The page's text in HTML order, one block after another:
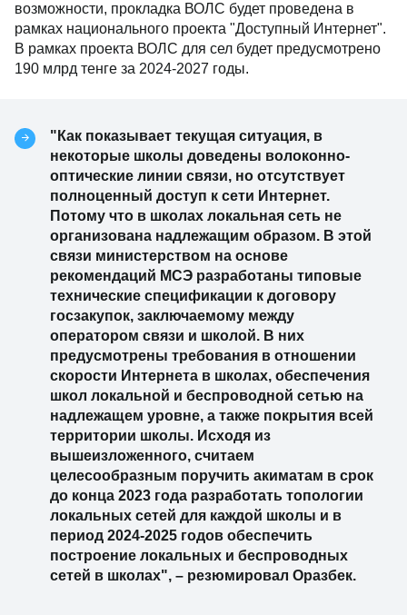
возможности, прокладка ВОЛС будет проведена в
рамках национального проекта "Доступный Интернет".
В рамках проекта ВОЛС для сел будет предусмотрено
190 млрд тенге за 2024-2027 годы.
"Как показывает текущая ситуация, в
некоторые школы доведены волоконно-
оптические линии связи, но отсутствует
полноценный доступ к сети Интернет.
Потому что в школах локальная сеть не
организована надлежащим образом. В этой
связи министерством на основе
рекомендаций МСЭ разработаны типовые
технические спецификации к договору
госзакупок, заключаемому между
оператором связи и школой. В них
предусмотрены требования в отношении
скорости Интернета в школах, обеспечения
школ локальной и беспроводной сетью на
надлежащем уровне, а также покрытия всей
территории школы. Исходя из
вышеизложенного, считаем
целесообразным поручить акиматам в срок
до конца 2023 года разработать топологии
локальных сетей для каждой школы и в
период 2024-2025 годов обеспечить
построение локальных и беспроводных
сетей в школах", – резюмировал Оразбек.